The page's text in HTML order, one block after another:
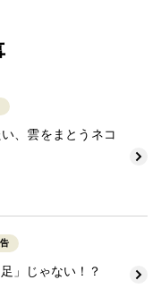
、雲をまとうネコ
」じゃない！？